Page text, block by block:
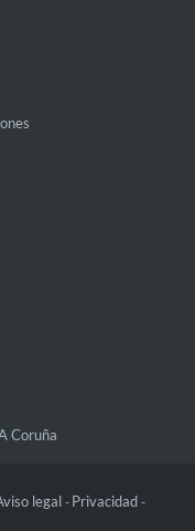
Coruña
legal- Privacidad -